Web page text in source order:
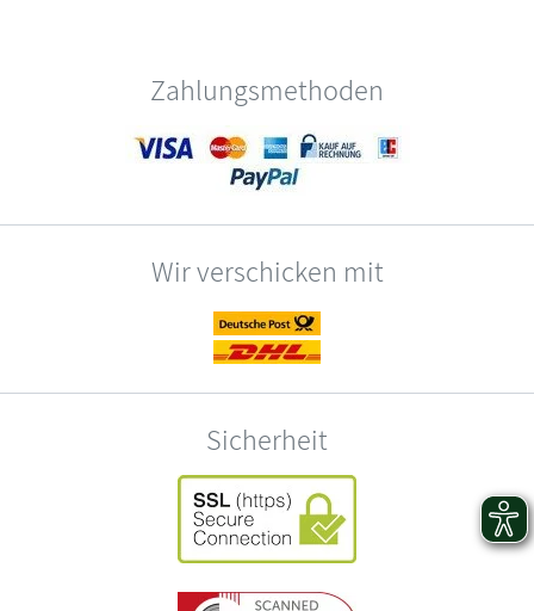
Zahlungsmethoden
Wir verschicken mit
Sicherheit